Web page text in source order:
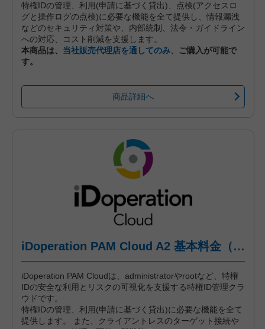
特権IDの管理、利用(申請に基づく貸出)、点検(アクセスロ
グと操作ログの点検)に必要な機能を全て提供し、情報漏洩
などのセキュリティ対策や、内部統制、法令・ガイドライン
への対応、コスト削減を支援します。
本商品は、 当社販売代理店を通してのみ、
ご購入が可能で
す。
商品詳細へ
iDoperation PAM Cloud A2 基本料金（標準プラン、月々後払い）
iDoperation PAM Cloudは、administratorやrootなど、特権
IDの安全な利用とリスクの可視化を支援する特権ID管理クラ
ウドです。
特権IDの管理、利用(申請に基づく貸出)に必要な機能を全て
提供します。 また、クライアントレスのターゲット接続や